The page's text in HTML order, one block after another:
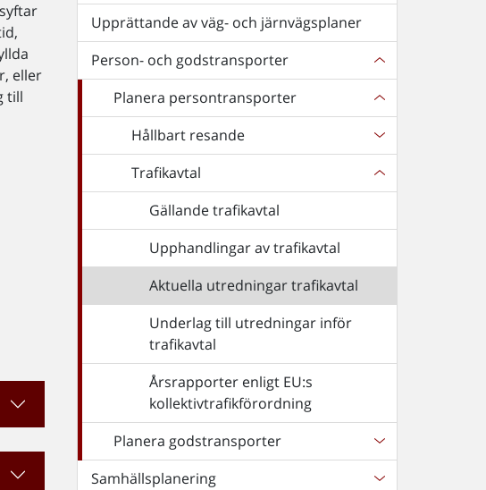
eller
till
Upprättande av väg- och järnvägsplaner
Person- och godstransporter
Planera persontransporter
Hållbart resande
Trafikavtal
Gällande trafikavtal
Upphandlingar av trafikavtal
Aktuella utredningar trafikavtal
Underlag till utredningar inför
trafikavtal
Årsrapporter enligt EU:s
kollektivtrafikförordning
Planera godstransporter
Samhällsplanering